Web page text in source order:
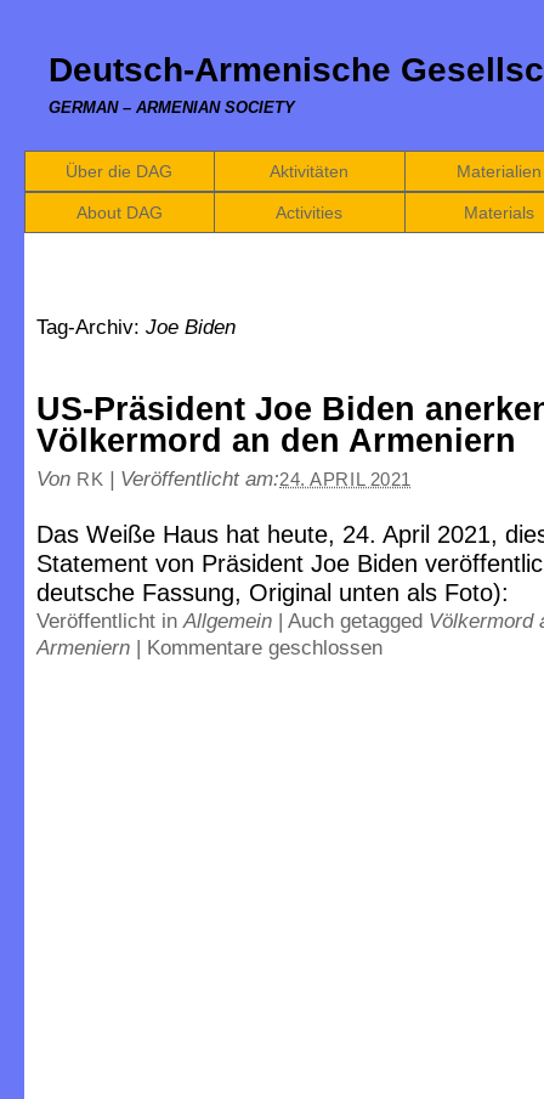
Deutsch-Armenische
GERMAN – ARMENIAN SOCIETY
Über die DAG Aktivitäten Materialien
About DAG Activities Materials
Tag-Archiv: Joe Biden
US-Präsident Joe Biden
Völkermord an den Armeniern
Von RK | Veröffentlicht am:24. APRIL 2021
Das Weiße Haus hat heute, 24. April 2021,
Statement von Präsident Joe Biden
deutsche Fassung, Original unten als Foto):
Veröffentlicht inAllgemein | Auch getagged Völkermord
Armeniern | Kommentare geschlossen